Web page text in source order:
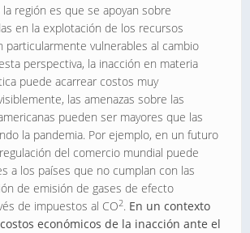
región es que se apoyan sobre
en la explotación de los recursos
particularmente vulnerables al cambio
perspectiva, la inacción en materia
puede acarrear costos muy
las amenazas sobre las
pueden ser mayores que las
la pandemia. Por ejemplo, en un futuro
del comercio mundial puede
a los países que no cumplan con las
de emisión de gases de efecto
de impuestos al CO2. En un contexto
económicos de la inacción ante el